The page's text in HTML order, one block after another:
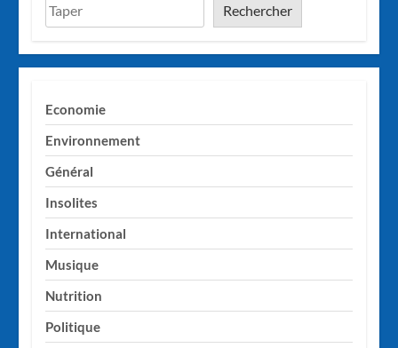
Rechercher
Economie
Environnement
Général
Insolites
International
Musique
Nutrition
Politique